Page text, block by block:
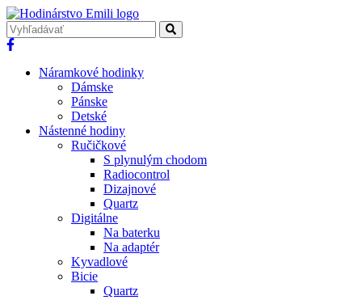
Náramkové hodinky
Dámske
Pánske
Detské
Nástenné hodiny
Ručičkové
S plynulým chodom
Radiocontrol
Dizajnové
Quartz
Digitálne
Na baterku
Na adaptér
Kyvadlové
Bicie
Quartz